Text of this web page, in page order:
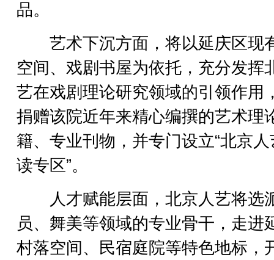
品。
艺术下沉方面，将以延庆区现
空间、戏剧书屋为依托，充分发挥
艺在戏剧理论研究领域的引领作用
捐赠该院近年来精心编撰的艺术理
籍、专业刊物，并专门设立“北京
读专区”。
人才赋能层面，北京人艺将选
员、舞美等领域的专业骨干，走进
村落空间、民宿庭院等特色地标，